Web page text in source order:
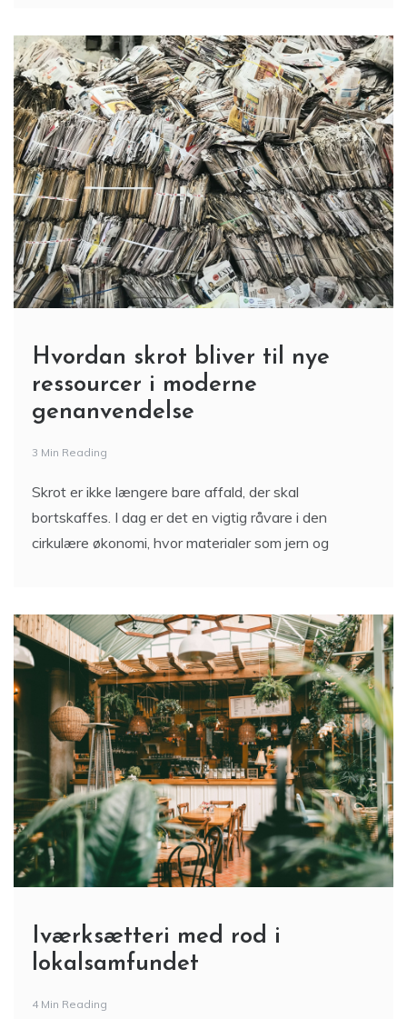
Hvordan skrot bliver til nye
ressourcer i moderne
genanvendelse
3 Min Reading
Skrot er ikke længere bare affald, der skal
bortskaffes. I dag er det en vigtig råvare i den
cirkulære økonomi, hvor materialer som jern og
Iværksætteri med rod i
lokalsamfundet
4 Min Reading